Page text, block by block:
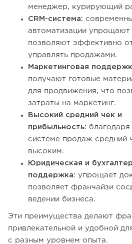
менеджер, курирующий
CRM-система:
автоматизации упрощают
позволяют эффективно
управлять продажами.
Маркетинговая
получают готовые
для продвижения, что
затраты на маркетинг.
Высокий средний чек и
прибыльность:
системе продаж средний
высоким.
Юридическая и
поддержка: упрощает
позволяет франчайзи
ведении бизнеса.
Эти преимущества делают
привлекательной и удобной
с разным уровнем опыта.